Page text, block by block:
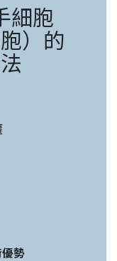
細胞
）的
勢